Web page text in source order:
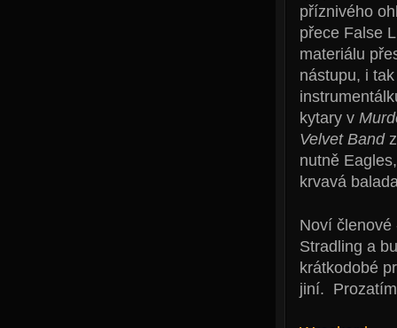
příznivého
přece False
materiálu
nástupu, i
kytary v
Velvet Band
nutně
krvavá
Noví členové
Stradling a
krátkodobé
jiní.